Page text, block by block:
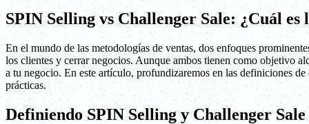
SPIN Selling vs Challenger Sale: ¿Cuál es
En el mundo de las metodologías de ventas, dos enfoques
los clientes y cerrar negocios. Aunque ambos tienen como objetivo
a tu negocio. En este artículo, profundizaremos en las definiciones
prácticas.
Definiendo SPIN Selling y Challenger Sale